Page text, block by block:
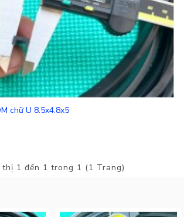
chữ U 8.5x4.8x5
thị 1 đến 1 trong 1 (1 Trang)